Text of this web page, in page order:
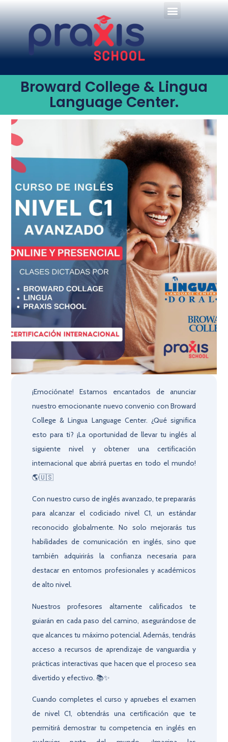
Broward College & Lingua
Language Center.
¡Emociónate! Estamos encantados de anunciar
nuestro emocionante nuevo convenio con Broward
College & Lingua Language Center. ¿Qué significa
esto para ti? ¡La oportunidad de llevar tu inglés al
siguiente nivel y obtener una certificación
internacional que abrirá puertas en todo el mundo!
🌎🇺🇸
Con nuestro curso de inglés avanzado, te prepararás
para alcanzar el codiciado nivel C1, un estándar
reconocido globalmente. No solo mejorarás tus
habilidades de comunicación en inglés, sino que
también adquirirás la confianza necesaria para
destacar en entornos profesionales y académicos
de alto nivel.
Nuestros profesores altamente calificados te
guiarán en cada paso del camino, asegurándose de
que alcances tu máximo potencial. Además, tendrás
acceso a recursos de aprendizaje de vanguardia y
prácticas interactivas que hacen que el proceso sea
divertido y efectivo. 📚✨
Cuando completes el curso y apruebes el examen
de nivel C1, obtendrás una certificación que te
permitirá demostrar tu competencia en inglés en